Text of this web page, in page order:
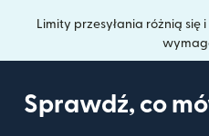
Limity przesyłania różnią
Sprawdź, co